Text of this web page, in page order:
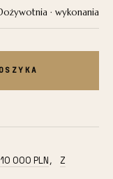
· wykonania
000 PLN , Z